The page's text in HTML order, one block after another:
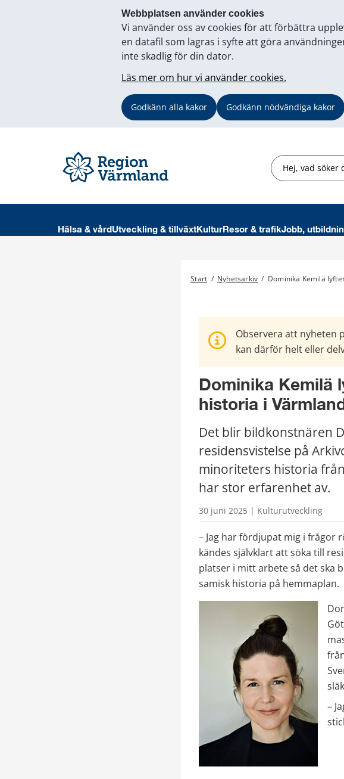
Webbplatsen använder cookies
Vi använder oss av cookies för att förbättra
en datafil som lagras i syfte att göra
inte skadlig för din dator.
Läs mer om hur vi använder cookies.
Godkänn alla kakor Godkänn nödvändiga kakor
Sök
Hälsa & vård Utveckling & tillväxtKulturResor & trafikJobb,
Start / Nyhetsarkiv / Dominika Kemilä
Observera att nyheten
kan därför helt eller
Dominika Kemilä
historia i Värmland
Det blir bildkonstnären
residensvistelse på
minoriteters historia
har stor erfarenhet av.
30 juni 2025 | Kulturutveckling
– Jag har fördjupat mig i frågor
kändes självklart att söka till
platser i mitt arbete så det ska
samisk historia på hemmaplan.
–